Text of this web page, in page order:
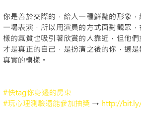
你是善於交際的，給人一種鮮豔的形象
一場表演，所以用演員的方式面對觀眾
樣的氣質也吸引著欣賞的人靠近，但他
才是真正的自己，是扮演之後的你，還
真實的模樣。
#快tag你身邊的房東
#玩心理測驗還能參加抽獎 → http://